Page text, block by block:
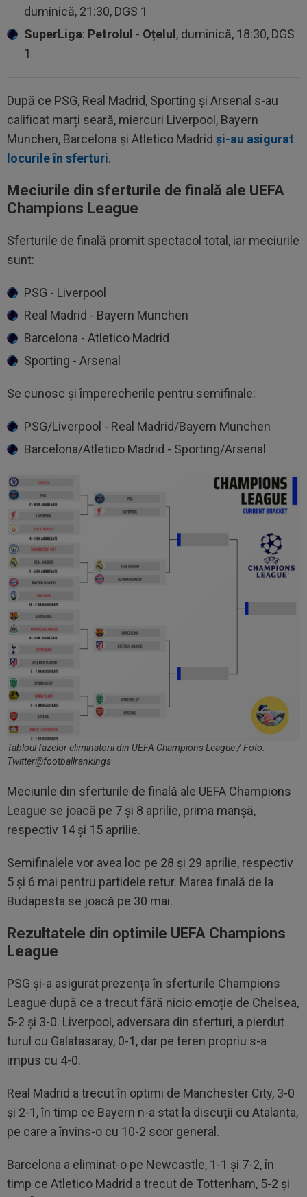
duminică, 21:30, DGS 1
SuperLiga: Petrolul - Oțelul, duminică, 18:30, DGS
1
După ce PSG, Real Madrid, Sporting și Arsenal s-au
calificat marți seară, miercuri Liverpool, Bayern
Munchen, Barcelona și Atletico Madrid și-au asigurat
locurile în sferturi.
Meciurile din sferturile de finală ale UEFA
Champions League
Sferturile de finală promit spectacol total, iar meciurile
sunt:
PSG - Liverpool
Real Madrid - Bayern Munchen
Barcelona - Atletico Madrid
Sporting - Arsenal
Se cunosc și împerecherile pentru semifinale:
PSG/Liverpool - Real Madrid/Bayern Munchen
Barcelona/Atletico Madrid - Sporting/Arsenal
Tabloul fazelor eliminatorii din UEFA Champions League / Foto:
Twitter@footballrankings
Meciurile din sferturile de finală ale UEFA Champions
League se joacă pe 7 și 8 aprilie, prima manșă,
respectiv 14 și 15 aprilie.
Semifinalele vor avea loc pe 28 și 29 aprilie, respectiv
5 și 6 mai pentru partidele retur. Marea finală de la
Budapesta se joacă pe 30 mai.
Rezultatele din optimile UEFA Champions
League
PSG și-a asigurat prezența în sferturile Champions
League după ce a trecut fără nicio emoție de Chelsea,
5-2 și 3-0. Liverpool, adversara din sferturi, a pierdut
turul cu Galatasaray, 0-1, dar pe teren propriu s-a
impus cu 4-0.
Real Madrid a trecut în optimi de Manchester City, 3-0
și 2-1, în timp ce Bayern n-a stat la discuții cu Atalanta,
pe care a învins-o cu 10-2 scor general.
Barcelona a eliminat-o pe Newcastle, 1-1 și 7-2, în
timp ce Atletico Madrid a trecut de Tottenham, 5-2 și